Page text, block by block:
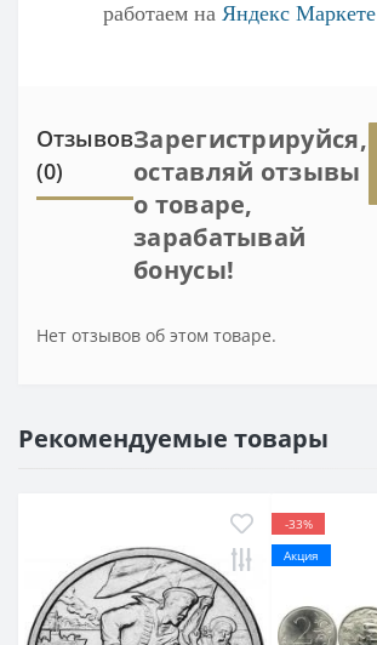
работаем на Яндекс Маркете
Отзывов
(0)
Зарегистрируйся,
оставляй отзывы
о товаре,
зарабатывай
бонусы!
Нет отзывов об этом товаре.
Рекомендуемые товары
-33%
Акция